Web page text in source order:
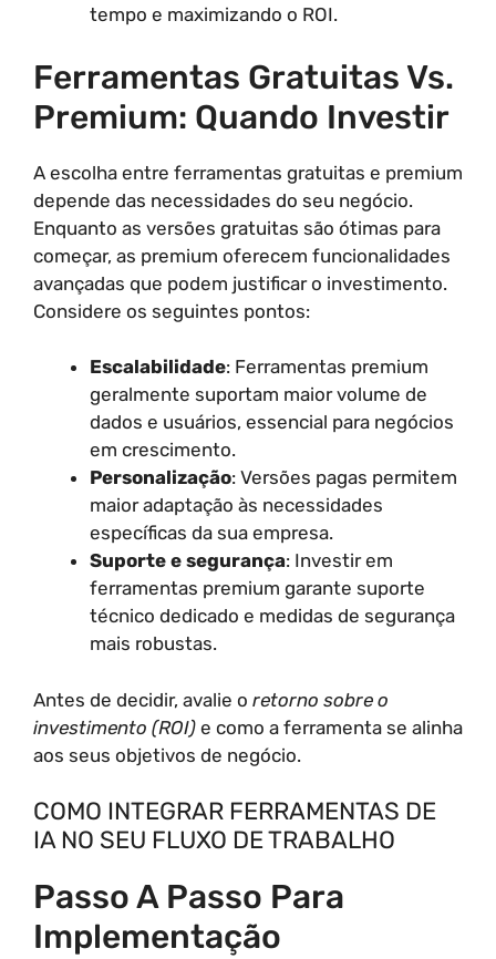
tempo e maximizando o ROI.
Ferramentas Gratuitas Vs.
Premium: Quando Investir
A escolha entre ferramentas gratuitas e premium
depende das necessidades do seu negócio.
Enquanto as versões gratuitas são ótimas para
começar, as premium oferecem funcionalidades
avançadas que podem justificar o investimento.
Considere os seguintes pontos:
Escalabilidade: Ferramentas premium
geralmente suportam maior volume de
dados e usuários, essencial para negócios
em crescimento.
Personalização: Versões pagas permitem
maior adaptação às necessidades
específicas da sua empresa.
Suporte e segurança: Investir em
ferramentas premium garante suporte
técnico dedicado e medidas de segurança
mais robustas.
Antes de decidir, avalie o retorno sobre o
investimento (ROI) e como a ferramenta se alinha
aos seus objetivos de negócio.
COMO INTEGRAR FERRAMENTAS DE
IA NO SEU FLUXO DE TRABALHO
Passo A Passo Para
Implementação